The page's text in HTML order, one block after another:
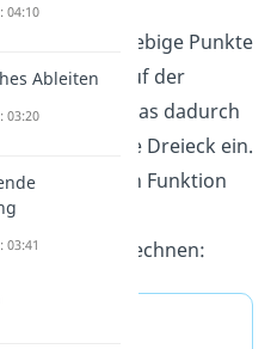
du zwei beliebige Punkte
auf der
zeichnest das dadurch
rechtwinklige Dreieck ein.
der linearen Funktion
als
berechnen:
mit dem
04:10
Ableiten
03:20
03:41